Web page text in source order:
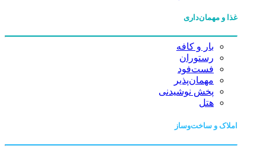
غذا و مهمان‌داری
بار و کافه
رستوران
فست‌فود
مهمان‌پذیر
پخش نوشیدنی
هتل
املاک و ساخت‌وساز